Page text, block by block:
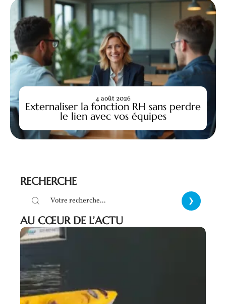
Externaliser la fonction RH sans perdre
le lien avec vos équipes
4 août 2026
RECHERCHE
AU CŒUR DE L’ACTU